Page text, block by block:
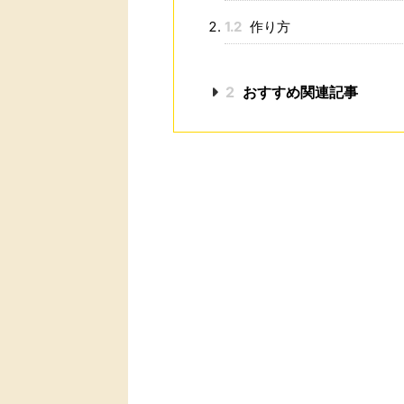
1.2 作り方
2 おすすめ関連記事